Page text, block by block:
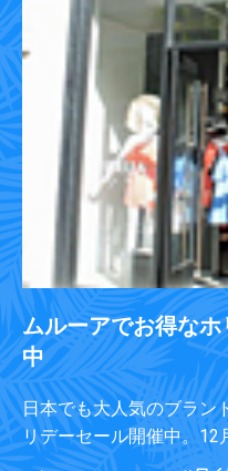
ムルーアでお得な
中
日本でも大人気のブラン
リデーセール開催中。